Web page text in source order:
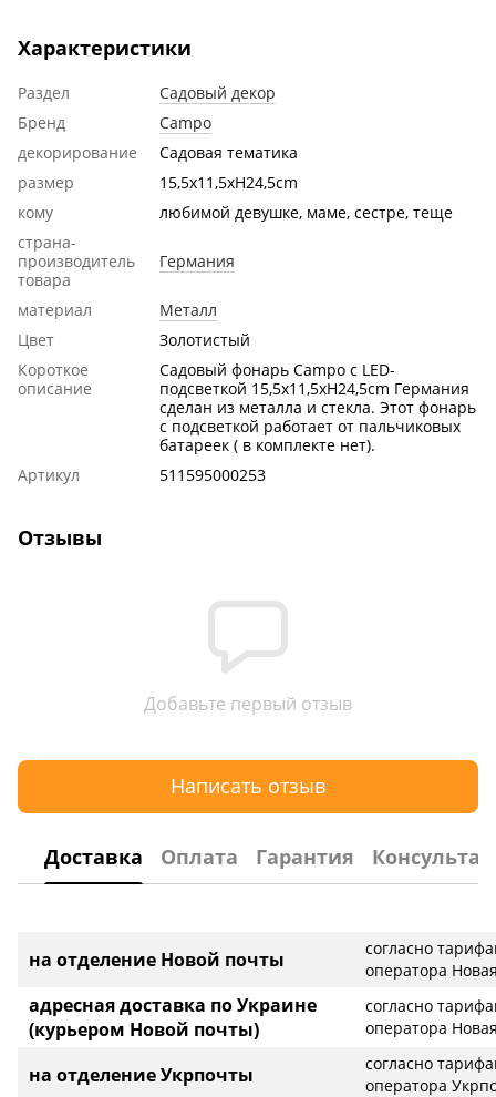
Характеристики
Раздел
Садовый декор
Бренд
Campo
декорирование
Садовая тематика
размер
15,5x11,5xH24,5cm
кому
любимой девушке, маме, сестре, теще
страна-
производитель
товара
Германия
материал
Металл
Цвет
Золотистый
Короткое
описание
Садовый фонарь Сampo c LED-
подсветкой 15,5x11,5xH24,5cm Германия
сделан из металла и стекла. Этот фонарь
с подсветкой работает от пальчиковых
батареек ( в комплекте нет).
Артикул
511595000253
Отзывы
Добавьте первый отзыв
Написать отзыв
Доставка Оплата Гарантия
на отделение Новой почты
согласно
оператора
адресная доставка по Украине
(курьером Новой почты)
согласно
оператора
на отделение Укрпочты
согласно
оператора